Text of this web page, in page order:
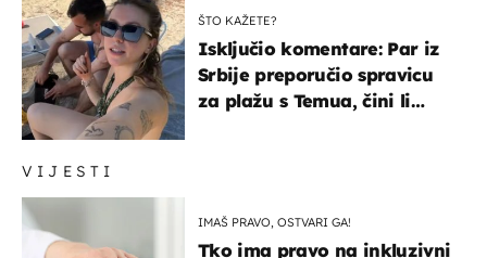
VIJESTI
IMAŠ PRAVO, OSTVARI GA!
Tko ima pravo na inkluzivni
ŠTO KAŽETE?
Isključio komentare: Par iz
Srbije preporučio spravicu
za plažu s Temua, čini li